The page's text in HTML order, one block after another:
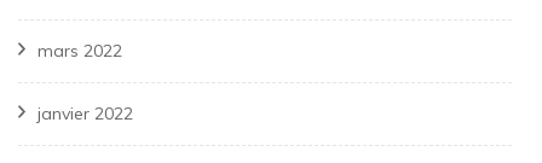
mars 2022
janvier 2022